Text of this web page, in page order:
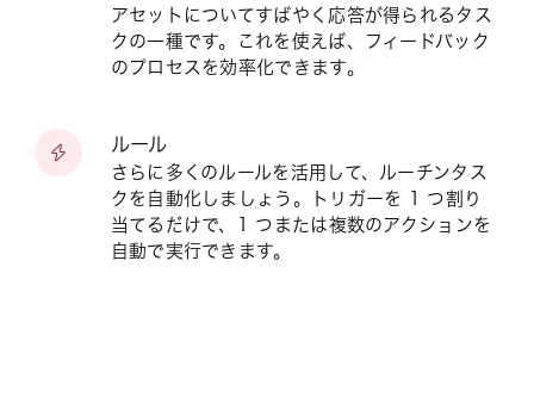
アセットについてすばやく応答が得られるタス
クの一種です。これを使えば、フィードバック
のプロセスを効率化できます。
ルール
さらに多くのルールを活用して、ルーチンタス
クを自動化しましょう。トリガーを 1 つ割り
当てるだけで、1 つまたは複数のアクションを
自動で実行できます。